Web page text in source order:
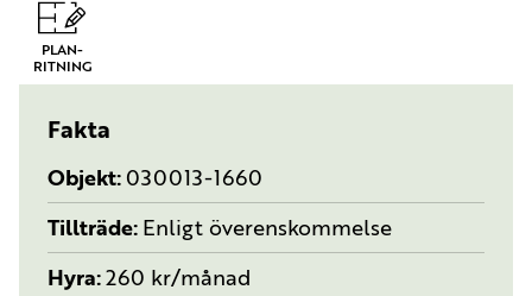
PLAN-
RITNING
Fakta
Objekt 030013-1660
Tillträde Enligt överenskommelse
Hyra 260 kr/månad